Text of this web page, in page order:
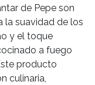
de Pepe son
la suavidad de los
y el toque
a fuego
producto
culinaria,